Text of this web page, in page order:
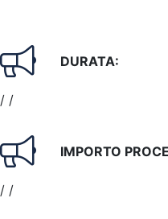
DURATA:
/ /
IMPORTO
/ /